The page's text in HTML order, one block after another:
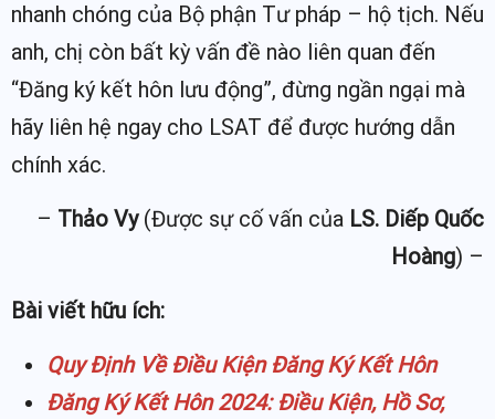
nhanh chóng của Bộ phận Tư pháp – hộ tịch. Nếu
anh, chị còn bất kỳ vấn đề nào liên quan đến
“Đăng ký kết hôn lưu động”, đừng ngần ngại mà
hãy liên hệ ngay cho LSAT để được hướng dẫn
chính xác.
– Thảo Vy(Được sự cố vấn của LS. Diếp Quốc
Hoàng) –
Bài viết hữu ích:
Quy Định Về Điều Kiện Đăng Ký Kết Hôn
Đăng Ký Kết Hôn 2024: Điều Kiện, Hồ Sơ,